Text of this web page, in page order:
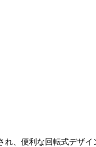
、便利な回転式デザイ